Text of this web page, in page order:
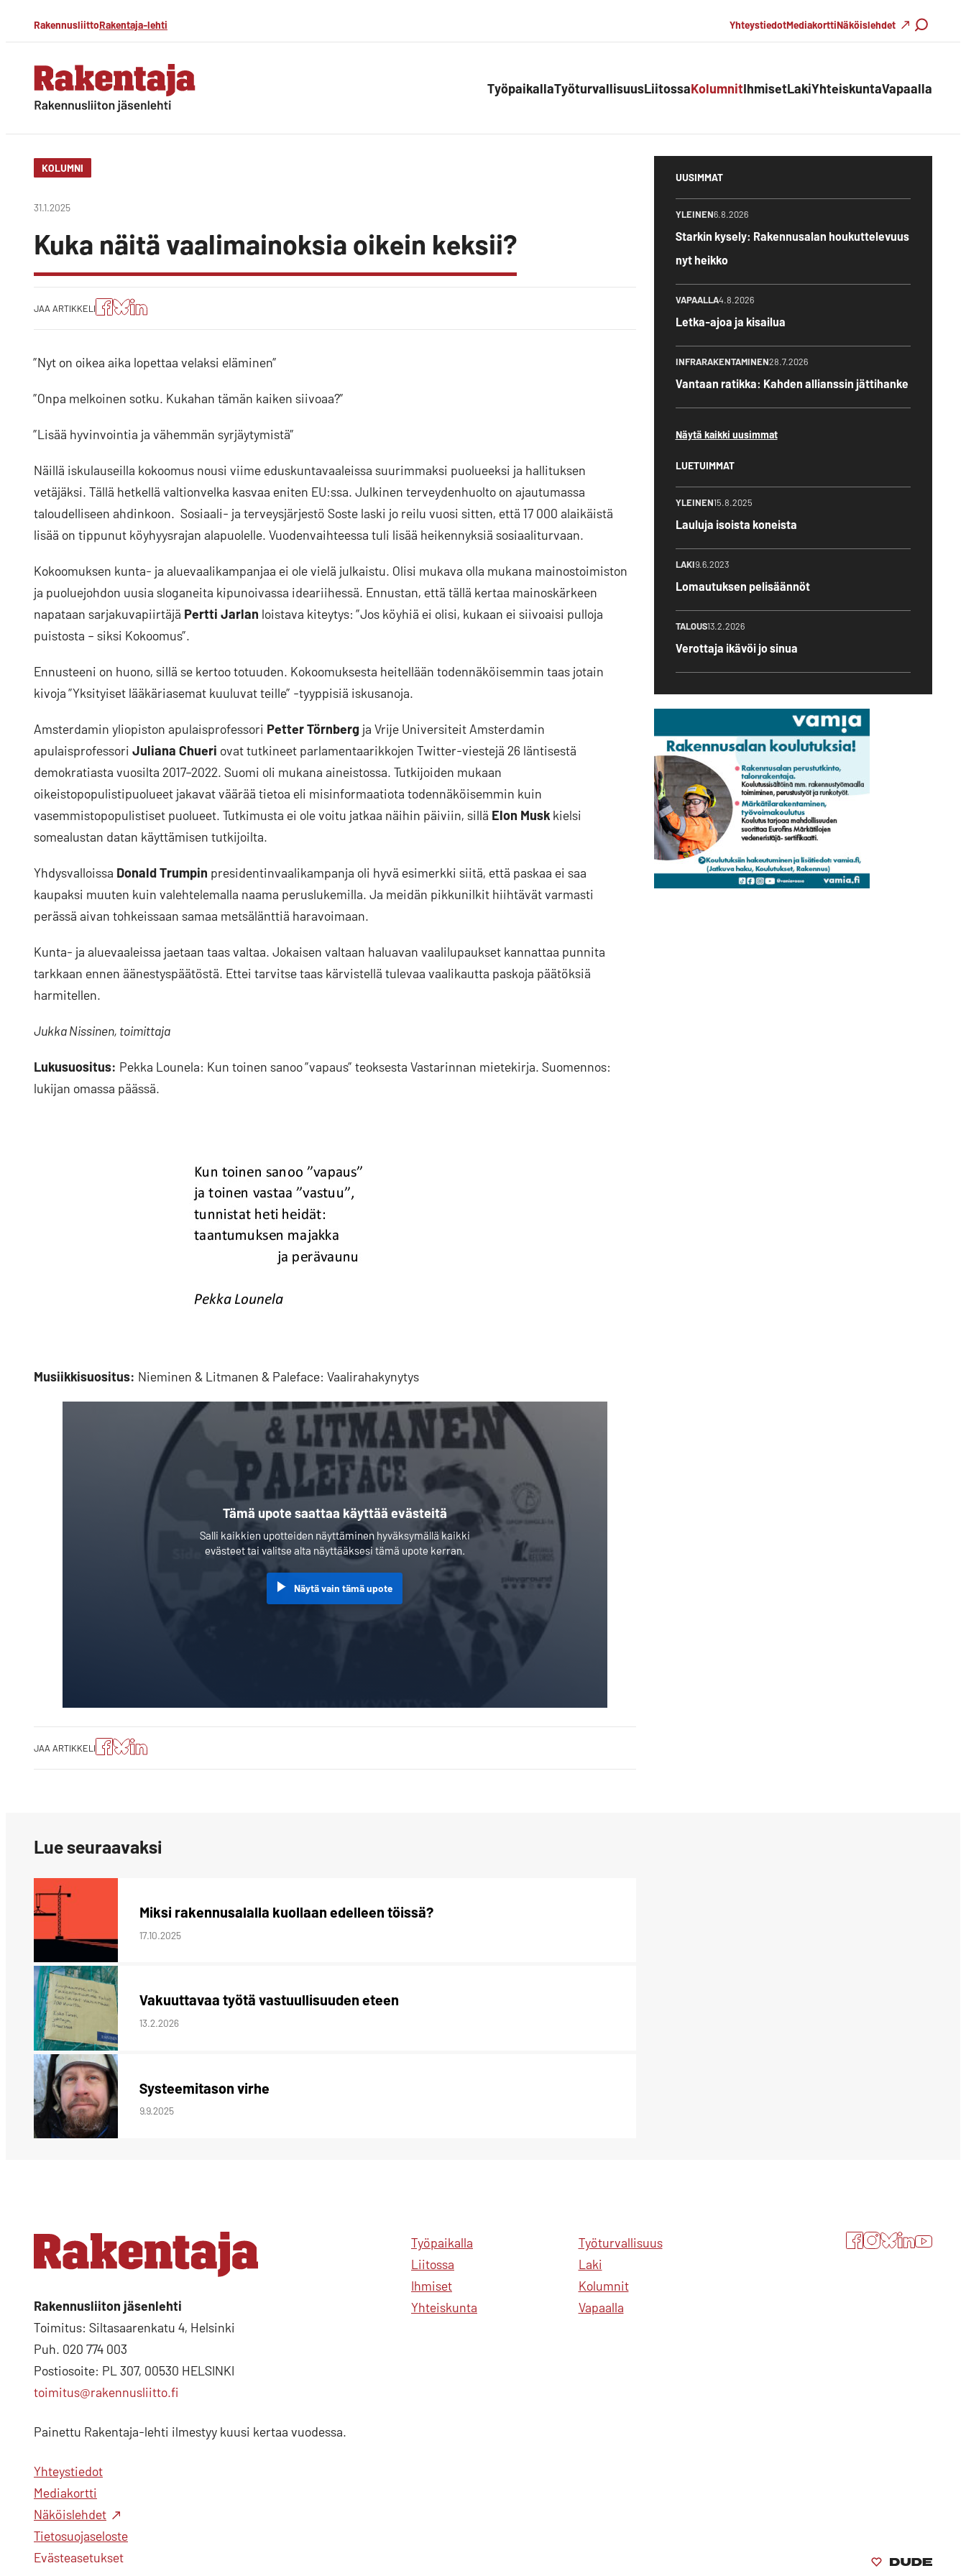
Siirry
suoraan
sisältöön
RakennusliittoRakentaja-lehti YhteystiedotMediakorttiNäköislehdet
Haku
Rakentaja-lehti TyöpaikallaTyöturvallisuusLiitossaKolumnitIhmisetLakiYhteiskuntaVapaalla
KOLUMNI
31.1.2025
Kuka näitä vaalimainoksia oikein keksii?
JAA ARTIKKELI
JaaJaaJako:
”Nyt on oikea aika lopettaa velaksi eläminen”
”Onpa melkoinen sotku. Kukahan tämän kaiken siivoaa?”
”Lisää hyvinvointia ja vähemmän syrjäytymistä”
Näillä iskulauseilla kokoomus nousi viime eduskuntavaaleissa suurimmaksi puolueeksi ja hallituksen
vetäjäksi. Tällä hetkellä valtionvelka kasvaa eniten EU:ssa. Julkinen terveydenhuolto on ajautumassa
taloudelliseen ahdinkoon. Sosiaali- ja terveysjärjestö Soste laski jo reilu vuosi sitten, että 17 000 alaikäistä
lisää on tippunut köyhyysrajan alapuolelle. Vuodenvaihteessa tuli lisää heikennyksiä sosiaaliturvaan.
Kokoomuksen kunta- ja aluevaalikampanjaa ei ole vielä julkaistu. Olisi mukava olla mukana mainostoimiston
ja puoluejohdon uusia sloganeita kipunoivassa ideariihessä. Ennustan, että tällä kertaa mainoskärkeen
napataan sarjakuvapiirtäjä Pertti Jarlan loistava kiteytys: ”Jos köyhiä ei olisi, kukaan ei siivoaisi pulloja
puistosta – siksi Kokoomus”.
Ennusteeni on huono, sillä se kertoo totuuden. Kokoomuksesta heitellään todennäköisemmin taas jotain
kivoja ”Yksityiset lääkäriasemat kuuluvat teille” -tyyppisiä iskusanoja.
Amsterdamin yliopiston apulaisprofessori Petter Törnberg ja Vrije Universiteit Amsterdamin
apulaisprofessori Juliana Chueri ovat tutkineet parlamentaarikkojen Twitter-viestejä 26 läntisestä
demokratiasta vuosilta 2017–2022. Suomi oli mukana aineistossa. Tutkijoiden mukaan
oikeistopopulistipuolueet jakavat väärää tietoa eli misinformaatiota todennäköisemmin kuin
vasemmistopopulistiset puolueet. Tutkimusta ei ole voitu jatkaa näihin päiviin, sillä Elon Musk kielsi
somealustan datan käyttämisen tutkijoilta.
Yhdysvalloissa Donald Trumpin presidentinvaalikampanja oli hyvä esimerkki siitä, että paskaa ei saa
kaupaksi muuten kuin valehtelemalla naama peruslukemilla. Ja meidän pikkunilkit hiihtävät varmasti
perässä aivan tohkeissaan samaa metsälänttiä haravoimaan.
Kunta- ja aluevaaleissa jaetaan taas valtaa. Jokaisen valtaan haluavan vaalilupaukset kannattaa punnita
tarkkaan ennen äänestyspäätöstä. Ettei tarvitse taas kärvistellä tulevaa vaalikautta paskoja päätöksiä
harmitellen.
Jukka Nissinen, toimittaja
Lukusuositus: Pekka Lounela: Kun toinen sanoo ”vapaus” teoksesta Vastarinnan mietekirja. Suomennos:
lukijan omassa päässä.
Musiikkisuositus: Nieminen & Litmanen & Paleface: Vaalirahakynytys
Tämä upote saattaa käyttää evästeitä
Salli kaikkien upotteiden näyttäminen hyväksymällä kaikki
evästeet tai valitse alta näyttääksesi tämä upote kerran.
Näytä vain tämä upote
JAA ARTIKKELI
JaaJaaJako:
UUSIMMAT
YLEINEN6.8.2026
Starkin kysely: Rakennusalan houkuttelevuus
nyt heikko
VAPAALLA4.8.2026
Letka-ajoa ja kisailua
INFRARAKENTAMINEN28.7.2026
Vantaan ratikka: Kahden allianssin jättihanke
Näytä kaikki uusimmat
LUETUIMMAT
YLEINEN15.8.2025
Lauluja isoista koneista
LAKI9.6.2023
Lomautuksen pelisäännöt
TALOUS13.2.2026
Verottaja ikävöi jo sinua
Lue seuraavaksi
Miksi rakennusalalla kuollaan edelleen töissä?
17.10.2025
Vakuuttavaa työtä vastuullisuuden eteen
13.2.2026
Systeemitason virhe
9.9.2025
Rakennusliiton jäsenlehti
Toimitus: Siltasaarenkatu 4, Helsinki
Puh. 020 774 003
Postiosoite: PL 307, 00530 HELSINKI
toimitus@rakennusliitto.fi
Painettu Rakentaja-lehti ilmestyy kuusi kertaa vuodessa.
Yhteystiedot
Mediakortti
Näköislehdet
Tietosuojaseloste
Evästeasetukset
Työpaikalla
Liitossa
Ihmiset
Yhteiskunta
Työturvallisuus
Laki
Kolumnit
Vapaalla
Facebook
Instagram
Bluesky
LinkedIn
YouTube